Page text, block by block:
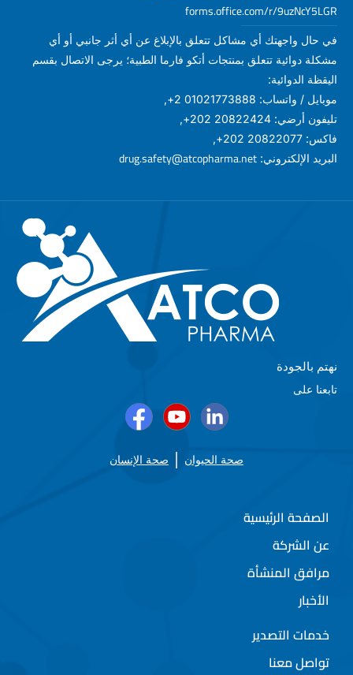
forms.office.com/r/9uzNcY5LGR
في حال واجهتك أي مشاكل تتعلق بالإبلاغ عن أي أثر جانبي أو أي
مشكلة دوائية تتعلق بمنتجات أتكو فارما الطبية؛ يرجى الاتصال بقسم
اليقظة الدوائية:
موبايل / واتساب: 01021773888 2+,
تليفون أرضي: 20822424 202+,
فاكس: 20822077 202+,
البريد الإلكتروني: drug.safety@atcopharma.net
نهتم بالجودة
تابعنا على
صحة الحيوان صحة الإنسان
الصفحة الرئيسية
عن الشركة
مرافق المنشأة
الأخبار
خدمات التصدير
تواصل معنا